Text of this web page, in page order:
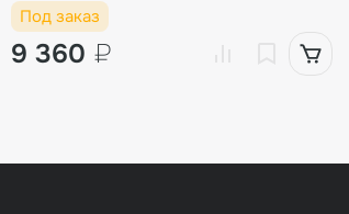
Под заказ
9 360 ₽